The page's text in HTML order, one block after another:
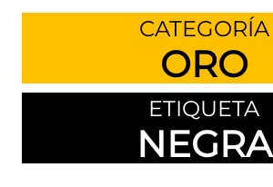
CATEGORÍA
ORO
ETIQUETA
NEGRA